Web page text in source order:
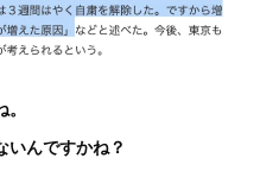
いんですかね？